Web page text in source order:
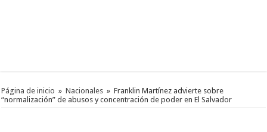
Página de inicio » Nacionales » Franklin Martínez advierte sobre
“normalización” de abusos y concentración de poder en El Salvador